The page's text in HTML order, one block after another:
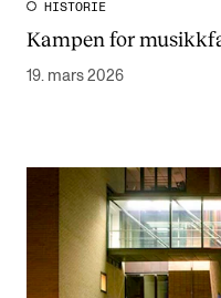
HISTORIE
Kampen for
19. mars 2026